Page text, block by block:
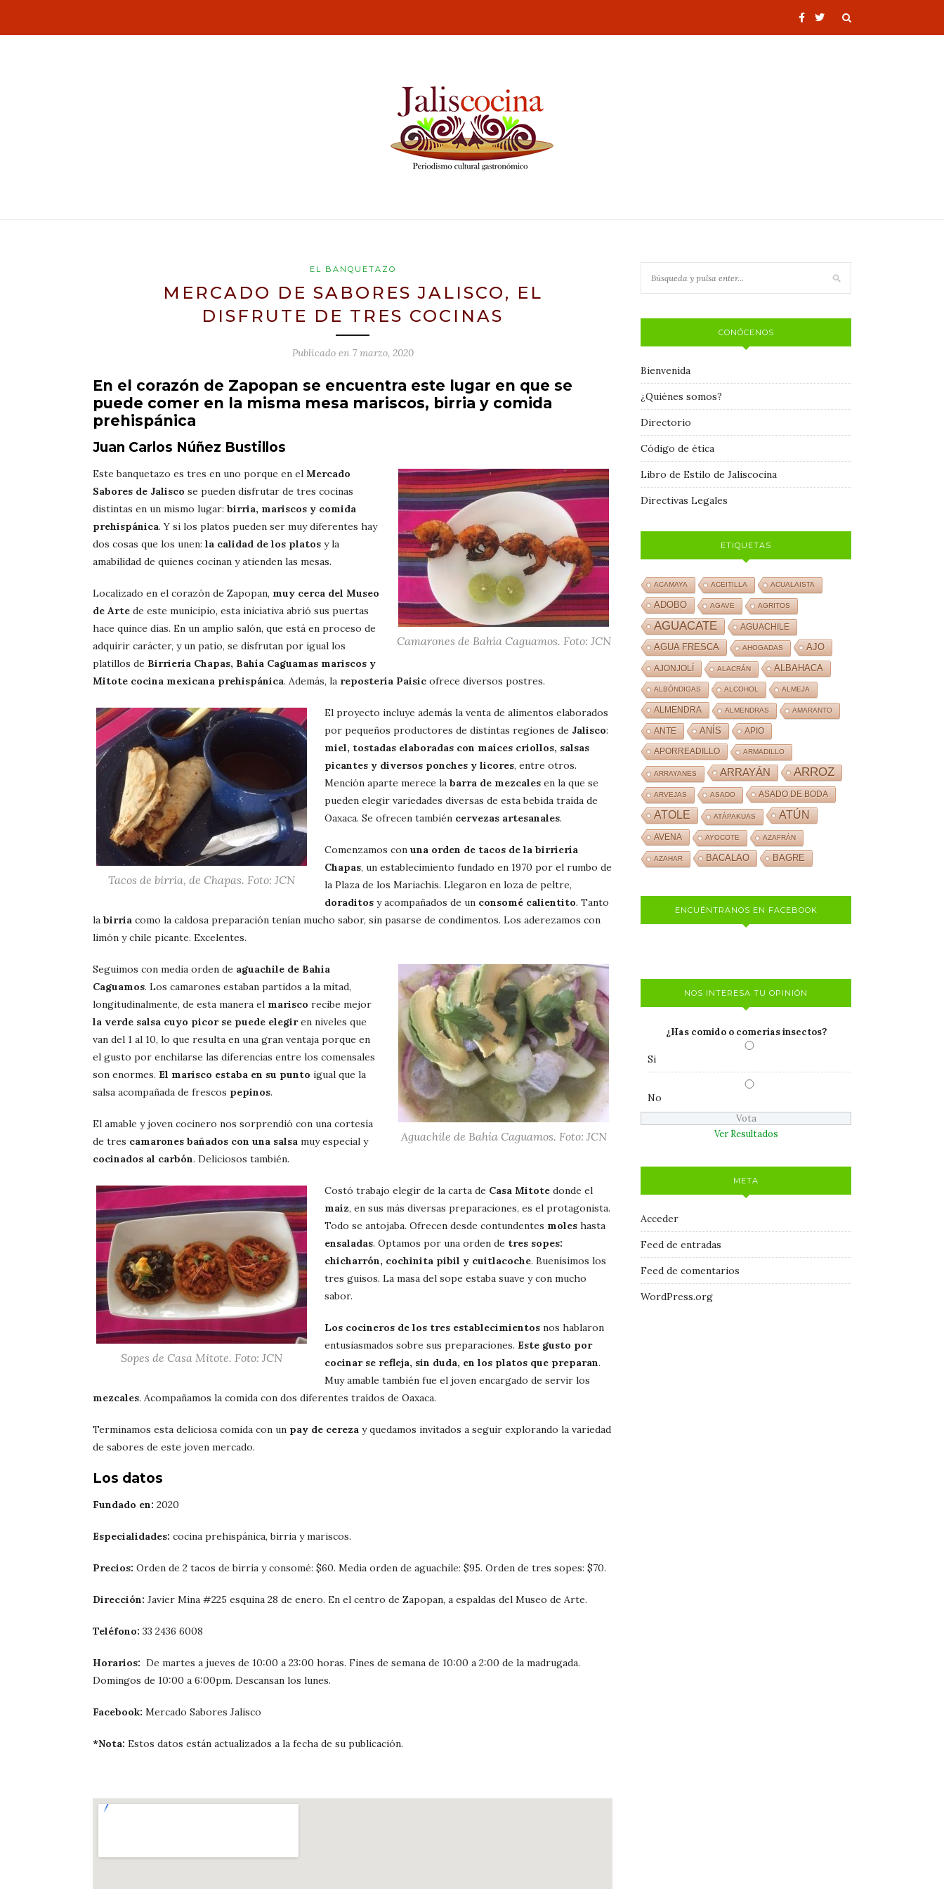
EL BANQUETAZO
MERCADO DE SABORES JALISCO, EL
DISFRUTE DE TRES COCINAS
Publicado en 7 marzo, 2020
En el corazón de Zapopan se encuentra este lugar en que se
puede comer en la misma mesa mariscos, birria y comida
prehispánica
Juan Carlos Núñez Bustillos
Camarones de Bahía Caguamos. Foto: JCN
Este banquetazo es tres en uno porque en el Mercado
Sabores de Jalisco se pueden disfrutar de tres cocinas
distintas en un mismo lugar: birria, mariscos y comida
prehispánica. Y si los platos pueden ser muy diferentes hay
dos cosas que los unen: la calidad de los platos y la
amabilidad de quienes cocinan y atienden las mesas.
Localizado en el corazón de Zapopan, muy cerca del Museo
de Arte de este municipio, esta iniciativa abrió sus puertas
hace quince días. En un amplio salón, que está en proceso de
adquirir carácter, y un patio, se disfrutan por igual los
platillos de Birriería Chapas, Bahía Caguamas mariscos y
Mitote cocina mexicana prehispánica. Además, la repostería Paisic ofrece diversos postres.
Tacos de birria, de Chapas. Foto: JCN
El proyecto incluye además la venta de alimentos elaborados
por pequeños productores de distintas regiones de Jalisco:
miel, tostadas elaboradas con maíces criollos, salsas
picantes y diversos ponches y licores, entre otros.
Mención aparte merece la barra de mezcales en la que se
pueden elegir variedades diversas de esta bebida traída de
Oaxaca. Se ofrecen también cervezas artesanales.
Comenzamos con una orden de tacos de la birriería
Chapas, un establecimiento fundado en 1970 por el rumbo de
la Plaza de los Mariachis. Llegaron en loza de peltre,
doraditos y acompañados de un consomé calientito. Tanto
la birria como la caldosa preparación tenían mucho sabor, sin pasarse de condimentos. Los aderezamos con
limón y chile picante. Excelentes.
Aguachile de Bahía Caguamos. Foto: JCN
Seguimos con media orden de aguachile de Bahía
Caguamos. Los camarones estaban partidos a la mitad,
longitudinalmente, de esta manera el marisco recibe mejor
la verde salsa cuyo picor se puede elegiren niveles que
van del 1 al 10, lo que resulta en una gran ventaja porque en
el gusto por enchilarse las diferencias entre los comensales
son enormes. El marisco estaba en su punto igual que la
salsa acompañada de frescos pepinos.
El amable y joven cocinero nos sorprendió con una cortesía
de tres camarones bañados con una salsa muy especial y
cocinados al carbón. Deliciosos también.
Sopes de Casa Mitote. Foto: JCN
Costó trabajo elegir de la carta de Casa Mitote donde el
maíz, en sus más diversas preparaciones, es el protagonista.
Todo se antojaba. Ofrecen desde contundentes moles hasta
ensaladas. Optamos por una orden de tres sopes:
chicharrón, cochinita pibil y cuitlacoche. Buenísimos los
tres guisos. La masa del sope estaba suave y con mucho
sabor.
Los cocineros de los tres establecimientos nos hablaron
entusiasmados sobre sus preparaciones. Este gusto por
cocinar se refleja, sin duda, en los platos que preparan.
Muy amable también fue el joven encargado de servir los
mezcales. Acompañamos la comida con dos diferentes traídos de Oaxaca.
Terminamos esta deliciosa comida con un pay de cereza y quedamos invitados a seguir explorando la variedad
de sabores de este joven mercado.
Los datos
Fundado en: 2020
Especialidades: cocina prehispánica, birria y mariscos.
Precios: Orden de 2 tacos de birria y consomé: $60. Media orden de aguachile: $95. Orden de tres sopes: $70.
Dirección: Javier Mina #225 esquina 28 de enero. En el centro de Zapopan, a espaldas del Museo de Arte.
Teléfono: 33 2436 6008
Horarios: De martes a jueves de 10:00 a 23:00 horas. Fines de semana de 10:00 a 2:00 de la madrugada.
Domingos de 10:00 a 6:00pm. Descansan los lunes.
Facebook: Mercado Sabores Jalisco
*Nota: Estos datos están actualizados a la fecha de su publicación.
CONÓCENOS
Bienvenida
¿Quiénes somos?
Directorio
Código de ética
Libro de Estilo de Jaliscocina
Directivas Legales
ETIQUETAS
ACAMAYA ACEITILLA ACUALAISTA
ADOBO AGAVE AGRITOS
AGUACATE AGUACHILE
AGUA FRESCA AHOGADAS AJO
AJONJOLÍ ALACRÁN ALBAHACA
ALBÓNDIGAS ALCOHOL ALMEJA
ALMENDRA ALMENDRAS AMARANTO
ANTE ANÍS APIO
APORREADILLO ARMADILLO
ARRAYANES ARRAYÁN ARROZ
ARVEJAS ASADO ASADO DE BODA
ATOLE ATÁPAKUAS ATÚN
AVENA AYOCOTE AZAFRÁN
AZAHAR BACALAO BAGRE
ENCUÉNTRANOS EN FACEBOOK
NOS INTERESA TU OPINIÓN
¿Has comido o comerías insectos?
Si
No
Ver Resultados
META
Acceder
Feed de entradas
Feed de comentarios
WordPress.org